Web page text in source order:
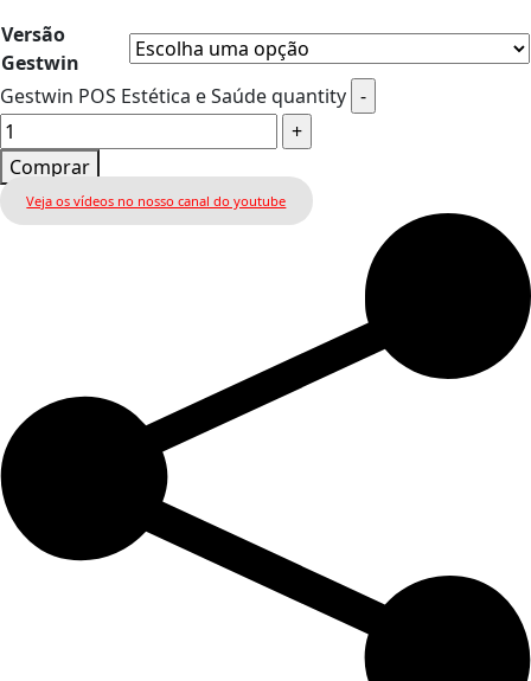
Versão
Gestwin
Gestwin POS Estética e Saúde quantity
Comprar
Veja os vídeos no nosso canal do youtube